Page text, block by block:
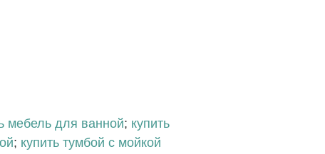
мебель для ванной; купить
; купить тумбой с мойкой